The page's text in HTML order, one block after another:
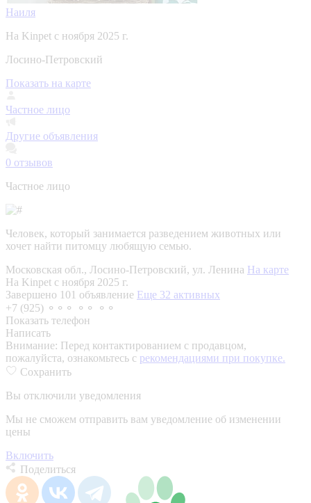
Наиля
На Kinpet c ноября 2025 г.
Лосино-Петровский
Показать на карте
Частное лицо
Другие объявления
0 отзывов
Частное лицо
Человек, который занимается разведением животных или
хочет найти питомцу любящую семью.
Московская обл., Лосино-Петровский, ул. Ленина На карте
На Kinpet c ноября 2025 г.
Завершено 101 объявление Еще 32 активных
+7 (925) ⚬⚬⚬ ⚬⚬ ⚬⚬
Показать телефон
Написать
Внимание: Перед контактированием с продавцом,
пожалуйста, ознакомьтесь с рекомендациями при покупке.
Сохранить
Вы отключили уведомления
Мы не сможем отправить вам уведомление об изменении
цены
Включить
Поделиться